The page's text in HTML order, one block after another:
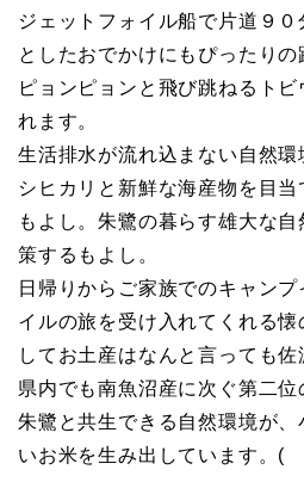
ジェットフォイル船で片道９
としたおでかけにもぴったり
ピョンピョンと飛び跳ねるトビ
れます。
生活排水が流れ込まない自然環
シヒカリと新鮮な海産物を目
もよし。朱鷺の暮らす雄大な
策するもよし。
日帰りからご家族でのキャン
イルの旅を受け入れてくれる
してお土産はなんと言っても
県内でも南魚沼産に次ぐ第二位
朱鷺と共生できる自然環境が、
いお米を生み出しています。(